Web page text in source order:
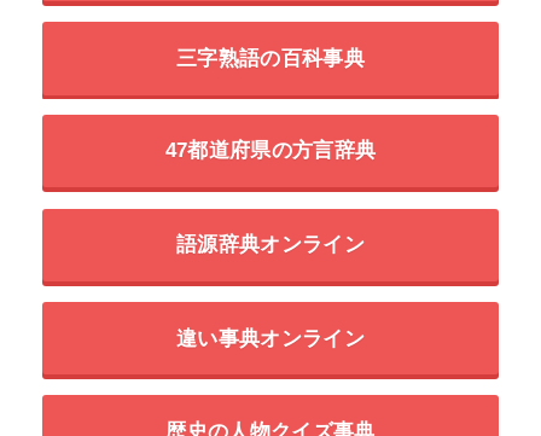
三字熟語の百科事典
47都道府県の方言辞典
語源辞典オンライン
違い事典オンライン
歴史の人物クイズ事典